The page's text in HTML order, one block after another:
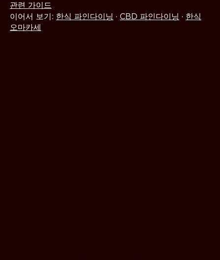
관련 가이드
이어서 보기: 한식 파인다이닝 · CBD 파인다이닝 · 한식
오마카세